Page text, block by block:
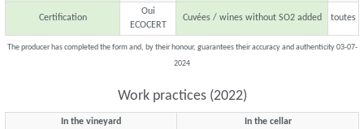
Certification
Oui
ECOCERT
Cuvées / wines without SO2 added toutes
The producer has completed the form and, by their honour, guarantees their accuracy and authenticity 03-07-
2024
Work practices (2022)
In the vineyard
In the cellar